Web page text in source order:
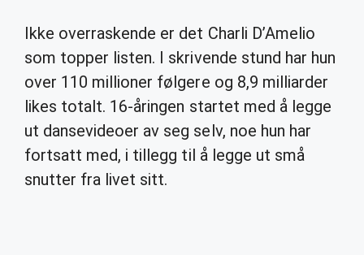
Ikke overraskende er det Charli D’Amelio
som topper listen. I skrivende stund har hun
over 110 millioner følgere og 8,9 milliarder
likes totalt. 16-åringen startet med å legge
ut dansevideoer av seg selv, noe hun har
fortsatt med, i tillegg til å legge ut små
snutter fra livet sitt.